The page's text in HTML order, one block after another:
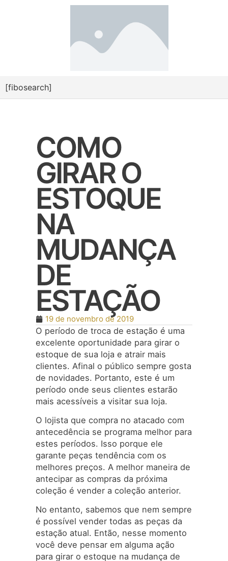
[fibosearch]
COMO
GIRAR O
ESTOQUE
NA
MUDANÇA
DE
ESTAÇÃO
19 de novembro de 2019
O período de troca de estação é uma
excelente oportunidade para girar o
estoque de sua loja e atrair mais
clientes. Afinal o público sempre gosta
de novidades. Portanto, este é um
período onde seus clientes estarão
mais acessíveis a visitar sua loja.
O lojista que compra no atacado com
antecedência se programa melhor para
estes períodos. Isso porque ele
garante peças tendência com os
melhores preços. A melhor maneira de
antecipar as compras da próxima
coleção é vender a coleção anterior.
No entanto, sabemos que nem sempre
é possível vender todas as peças da
estação atual. Então, nesse momento
você deve pensar em alguma ação
para girar o estoque na mudança de